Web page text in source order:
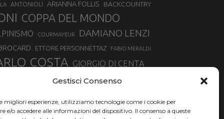
Gestisci Consenso
migliori esperienze, utilizziamo tecnologie come i cookie per
e/o accedere alle informazioni del dispositivo. Il consenso a queste
ANTONIOLI ARIANNA FOLLIS
BACKCOUNTRY
COPPA DEL MONDO
COURMAYEUR DAMIANO LENZI
ETTORE PERSONNETTAZ FABIO MERALDI
COSTA GIORGIO DI CENTA
LUCA MATTEOTTI MADONNA DI CAMPIGLIO
NAZIONALE DI SCIALPINISMO NORVEGIA